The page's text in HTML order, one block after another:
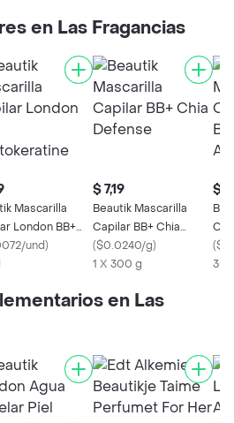
en Las Fragancias
Mascarilla
London BB+
und)
$ 7,19
Beautik Mascarilla
Capilar BB+ Chia
Defense
($0.0240/g)
1 X 300 g
$
(
en Las